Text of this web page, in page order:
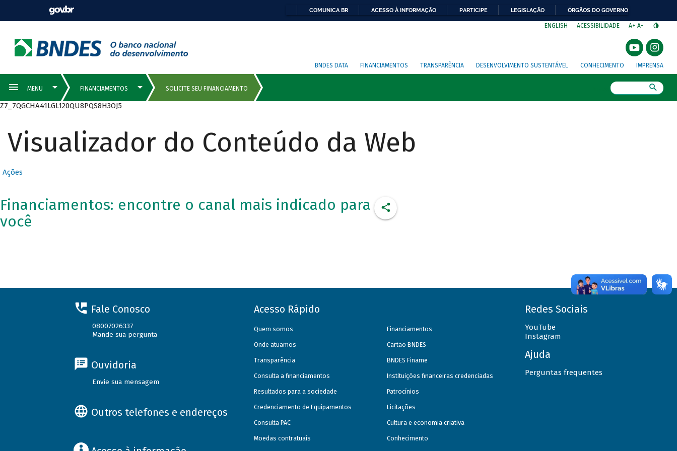
COMUNICA BR ACESSO À INFORMAÇÃO PARTICIPE LEGISLAÇÃO ÓRGÃOS DO GOVERNO
ENGLISH ACESSIBILIDADE A+ A-
BNDES DATA FINANCIAMENTOS TRANSPARÊNCIA DESENVOLVIMENTO SUSTENTÁVEL CONHECIMENTO IMPRENSA
Z7_7QGCHA41LGL120QU8PQS8H3OJ5
Visualizador do Conteúdo da Web
Ações
Financiamentos: encontre o canal mais indicado para
você
Fale Conosco
08007026337
Mande sua pergunta
Ouvidoria
Envie sua mensagem
Outros telefones e endereços
Acesso Rápido
Quem somos
Onde atuamos
Transparência
Consulta a financiamentos
Resultados para a sociedade
Credenciamento de Equipamentos
Consulta PAC
Moedas contratuais
Financiamentos
Cartão BNDES
BNDES Finame
Instituições financeiras credenciadas
Patrocínios
Licitações
Cultura e economia criativa
Conhecimento
Redes Sociais
YouTube
Instagram
Ajuda
Perguntas frequentes